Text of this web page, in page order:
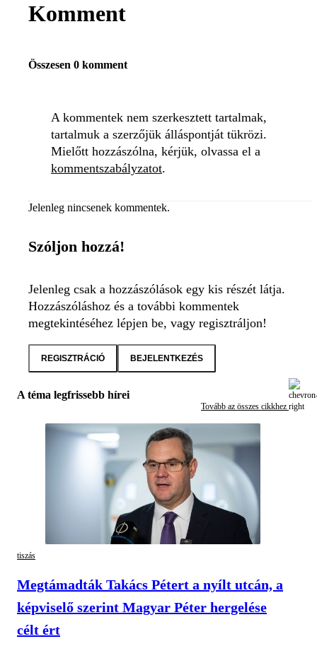
Komment
Összesen 0 komment
A kommentek nem szerkesztett tartalmak,
tartalmuk a szerzőjük álláspontját tükrözi.
Mielőtt hozzászólna, kérjük, olvassa el a
kommentszabályzatot.
Jelenleg nincsenek kommentek.
Szóljon hozzá!
Jelenleg csak a hozzászólások egy kis részét látja.
Hozzászóláshoz és a további kommentek
megtekintéséhez lépjen be, vagy regisztráljon!
REGISZTRÁCIÓ BEJELENTKEZÉS
A téma legfrissebb hírei
Tovább az összes cikkhez
tiszás
Megtámadták Takács Pétert a nyílt utcán, a
képviselő szerint Magyar Péter hergelése
célt ért